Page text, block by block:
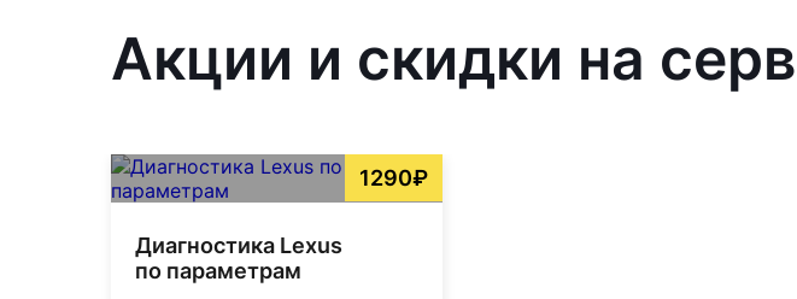
Акции и скидки на
1290₽
Диагностика Lexus
по параметрам